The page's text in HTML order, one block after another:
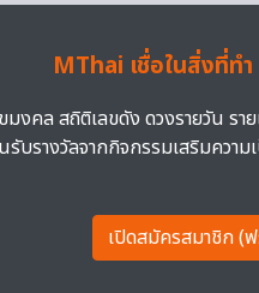
MThai เชื่อในสิ่งที่ทำ
มงคล สถิติเลขดัง ดวงรายวัน ร
รับรางวัลจากกิจกรรมเสริมควา
เปิดสมัครสมาชิก (